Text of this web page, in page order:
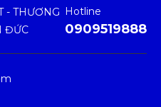
Hotline
0909519888